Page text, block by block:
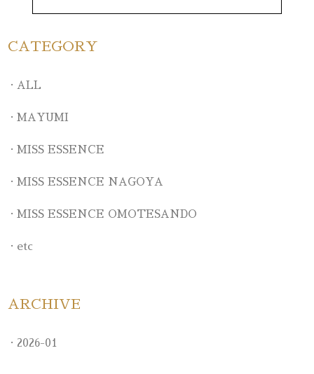
CATEGORY
ALL
MAYUMI
MISS ESSENCE
MISS ESSENCE NAGOYA
MISS ESSENCE OMOTESANDO
etc
ARCHIVE
2026-01